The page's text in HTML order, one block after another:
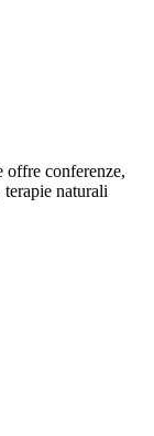
offre conferenze,
naturali